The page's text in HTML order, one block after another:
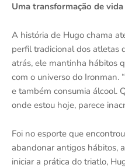
Uma transformação de vida
A história de Hugo chama
perfil tradicional dos atletas
atrás, ele mantinha hábitos
com o universo do Ironman.
e também consumia álcool.
onde estou hoje, parece
Foi no esporte que
abandonar antigos hábitos,
iniciar a prática do triatlo,